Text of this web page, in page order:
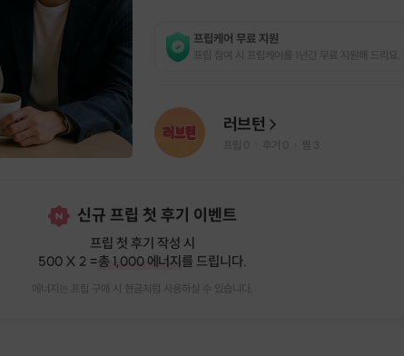
프립케어 무료 지원
프립 참여 시 프립케어를 1년간 무료 지원해 드리요.
러브턴
프립 0 후기 0 찜 3
신규 프립 첫 후기 이벤트
프립 첫 후기 작성 시
500 X 2 =총 1,000 에너지를 드립니다.
에너지는 프립 구매 시 현금처럼 사용하실 수 있습니다.